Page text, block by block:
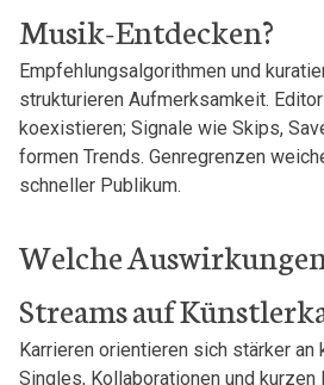
Musik-Entdecken?
Empfehlungsalgorithmen und
strukturieren ⁤Aufmerksamkeit.
koexistieren; Signale wie Skips,
formen Trends. Genregrenzen
schneller Publikum.
Welche‍
⁤Streams ⁢auf
Karrieren⁣ orientieren‍ sich stärker an
Singles, ⁤Kollaborationen und kurzen